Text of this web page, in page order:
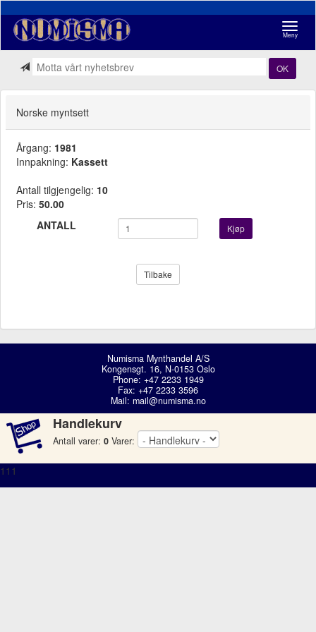
Meny
OK
Norske myntsett
Årgang: 1981
Innpakning: Kassett
Antall tilgjengelig: 10
Pris: 50.00
ANTALL
Kjøp
Tilbake
Numisma Mynthandel A/S
Kongensgt. 16, N-0153 Oslo
Phone: +47 2233 1949
Fax: +47 2233 3596
Mail: mail@numisma.no
Handlekurv
Antall varer: 0 Varer:
111